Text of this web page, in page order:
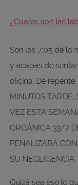
¿Cuáles son las
Son las 7:05 de la
y acabas de
oficina. De
MINUTOS TARDE,
VEZ ESTA
ORGÁNICA 33/7
PENALIZARÁ
SU
Quizá sea eso lo